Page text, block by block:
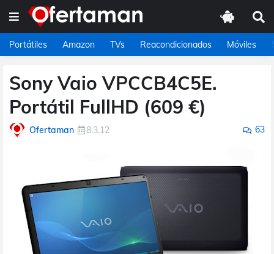
Portátiles Amazon TVs Reacondicionados Móviles
Sony Vaio VPCCB4C5E.
Portátil FullHD (609 €)
Ofertaman 8.3.12 63